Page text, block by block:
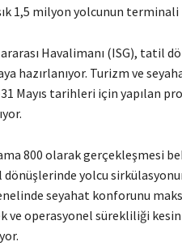
1,5 milyon yolcunun
Havalimanı (ISG), tatil
hazırlanıyor. Turizm ve
Mayıs tarihleri için yapılan
800 olarak gerçekleşmesi
yolcu
seyahat konforunu
ve operasyonel sürekliliği